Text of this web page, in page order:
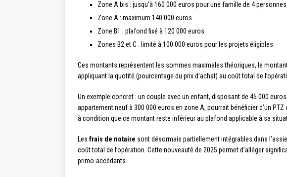
Zone A bis : jusqu’à 160 000 euros pour une famille de 4
Zone A : maximum 140 000 euros
Zone B1 : plafond fixé à 120 000 euros
Zones B2 et C : limité à 100 000 euros pour les projets éligibles
Ces montants représentent les sommes maximales théoriques, le
appliquant la quotité (pourcentage du prix d’achat) au coût total de
Un exemple concret : un couple avec un enfant, disposant de 45 000
appartement neuf à 300 000 euros en zone A, pourrait bénéficier d’un PTZ
à condition que ce montant reste inférieur au plafond applicable à sa
Les frais de notaire sont désormais partiellement intégrables dans
coût total de l’opération. Cette nouveauté de 2025 permet d’alléger
primo-accédants.